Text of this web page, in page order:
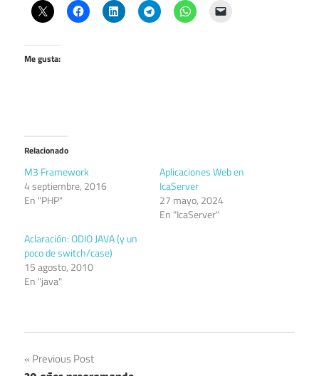
Me gusta:
Relacionado
M3 Framework
4 septiembre, 2016
En "PHP"
Aplicaciones Web en
IcaServer
27 mayo, 2024
En "IcaServer"
Aclaración: ODIO JAVA (y un
poco de switch/case)
15 agosto, 2010
En "java"
Navegación
Previous Post